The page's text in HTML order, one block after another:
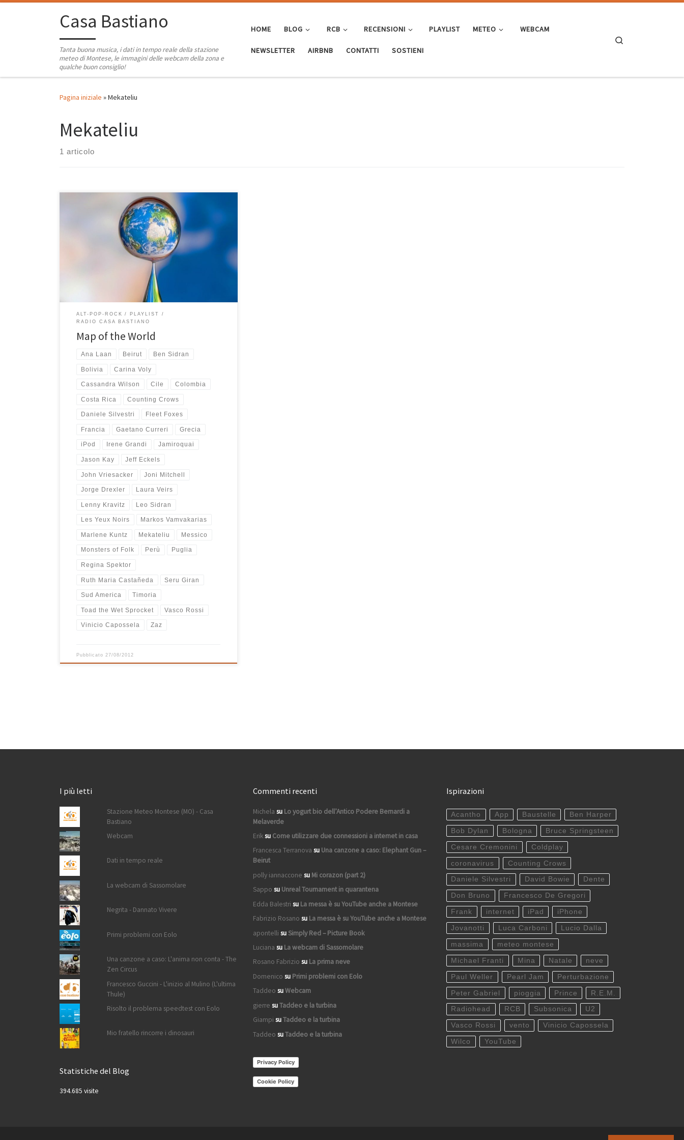
Passa al contenutoCasa Bastiano
Tanta buona musica, i dati in tempo reale della stazione
meteo di Montese, le immagini delle webcam della zona e
qualche buon consiglio!
HOME BLOG RCB RECENSIONI PLAYLIST METEO WEBCAM
NEWSLETTER AIRBNB CONTATTI SOSTIENI
Pagina iniziale »Mekateliu
Mekateliu
1 articolo
Musica e viaggio, due parole tra le mie preferite. Ho
maturato da tempo un rapporto così intenso e
indissolubile con questi termini che la playlist
di RCB per queste mese di agosto, completamente
dedicata al tema del viaggio, è uscita con naturalezza
e spontaneità. Per me il viaggio ha sempre voluto dire
ALT-POP-ROCK
PLAYLIST
RADIO CASA BASTIANO
Map of the World
Ana Laan Beirut Ben Sidran
Bolivia Carina Voly
Cassandra Wilson Cile Colombia
Costa Rica Counting Crows
Daniele Silvestri Fleet Foxes
Francia Gaetano Curreri Grecia
iPod Irene Grandi Jamiroquai
Jason Kay Jeff Eckels
John Vriesacker Joni Mitchell
Jorge Drexler Laura Veirs
Lenny Kravitz Leo Sidran
Les Yeux Noirs Markos Vamvakarias
Marlene Kuntz Mekateliu Messico
Monsters of Folk Perù Puglia
Regina Spektor
Ruth Maria Castañeda Seru Giran
Sud America Timoria
Toad the Wet Sprocket Vasco Rossi
Vinicio Capossela Zaz
Pubblicato 27/08/2012
I più letti
Stazione Meteo Montese (MO) - Casa
Bastiano
Webcam
Dati in tempo reale
La webcam di Sassomolare
Negrita - Dannato Vivere
Primi problemi con Eolo
Una canzone a caso: L'anima non conta - The
Zen Circus
Francesco Guccini - L'inizio al Mulino (L'ultima
Thule)
Risolto il problema speedtest con Eolo
Mio fratello rincorre i dinosauri
Statistiche del Blog
394.685 visite
Commenti recenti
Michela su Lo yogurt bio dell’Antico Podere Bernardi a
Melaverde
Eriksu Come utilizzare due connessioni a internet in casa
Francesca Terranova su Una canzone a caso: Elephant Gun –
Beirut
polly iannaccone su Mi corazon (part 2)
Sappo su Unreal Tournament in quarantena
Edda Balestri su La messa è su YouTube anche a Montese
Fabrizio Rosano su La messa è su YouTube anche a Montese
apontelli suSimply Red – Picture Book
Luciana su La webcam di Sassomolare
Rosano Fabrizio su La prima neve
Domenico su Primi problemi con Eolo
Taddeo suWebcam
gierre suTaddeo e la turbina
Giampi suTaddeo e la turbina
Taddeo suTaddeo e la turbina
Privacy Policy
Cookie Policy
Ispirazioni
Acantho App Baustelle Ben Harper
Bob Dylan Bologna Bruce Springsteen
Cesare Cremonini Coldplay
coronavirus Counting Crows
Daniele Silvestri David Bowie Dente
Don Bruno Francesco De Gregori
Frank internet iPad iPhone
Jovanotti Luca Carboni Lucio Dalla
massima meteo montese
Michael Franti Mina Natale neve
Paul Weller Pearl Jam Perturbazione
Peter Gabriel pioggia Prince R.E.M.
Radiohead RCB Subsonica U2
Vasco Rossi vento Vinicio Capossela
Wilco YouTube